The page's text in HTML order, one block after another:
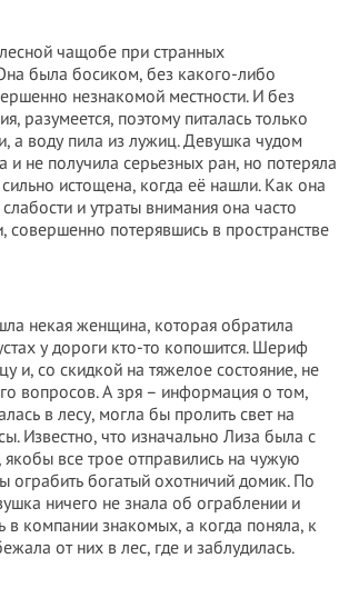
чащобе при странных
была босиком, без какого-либо
незнакомой местности. И без
разумеется, поэтому питалась только
а воду пила из лужиц. Девушка чудом
и не получила серьезных ран, но потеряла
истощена, когда её нашли. Как она
и утраты внимания она часто
совершенно потерявшись в пространстве
некая женщина, которая обратила
у дороги кто-то копошится. Шериф
и, со скидкой на тяжелое состояние, не
вопросов. А зря – информация о том,
в лесу, могла бы пролить свет на
Известно, что изначально Лиза была с
все трое отправились на чужую
ограбить богатый охотничий домик. По
ничего не знала об ограблении и
в компании знакомых, а когда поняла, к
от них в лес, где и заблудилась.